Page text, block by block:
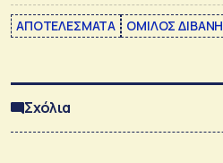
ΑΠΟΤΕΛΕΣΜΑΤΑ ΟΜΙΛΟΣ ΔΙΒΑΝΗ
Σχόλια